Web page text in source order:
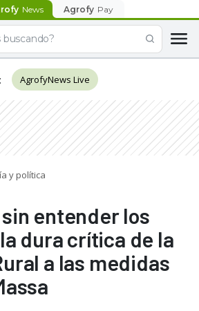
News Agrofy Pay
: AgrofyNews Live
y política
entender los
dura crítica de la
a las medidas